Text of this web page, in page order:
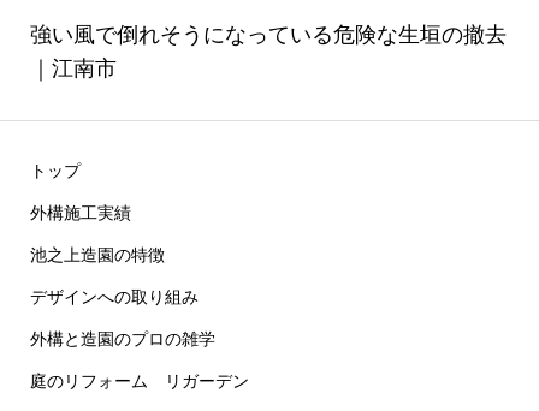
強い風で倒れそうになっている危険な生垣の撤去
｜江南市
トップ
外構施工実績
池之上造園の特徴
デザインへの取り組み
外構と造園のプロの雑学
庭のリフォーム リガーデン